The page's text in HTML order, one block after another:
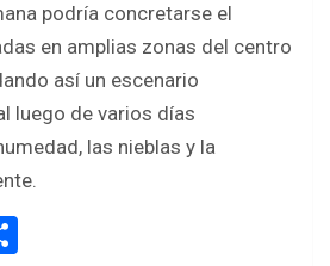
podría concretarse el
en amplias zonas del centro
así un escenario
luego de varios días
las nieblas y la